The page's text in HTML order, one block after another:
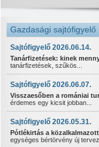
Gazdasági sajtófigyelő
Sajtófigyelő 2026.06.14.
Tanárfizetések: kinek
tanárfizetések, szűkös...
Sajtófigyelő 2026.06.07.
Visszaesőben a romániai
érdemes egy kicsit jobban...
Sajtófigyelő 2026.05.31.
Pótlékirtás a
egységes bértörvény új